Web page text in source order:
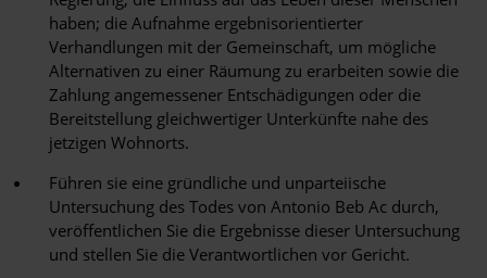
haben; die Aufnahme ergebnisorientierter
Verhandlungen mit der Gemeinschaft, um mögliche
Alternativen zu einer Räumung zu erarbeiten sowie die
Zahlung angemessener Entschädigungen oder die
Bereitstellung gleichwertiger Unterkünfte nahe des
jetzigen Wohnorts.
Führen sie eine gründliche und unparteiische
Untersuchung des Todes von Antonio Beb Ac durch,
veröffentlichen Sie die Ergebnisse dieser Untersuchung
und stellen Sie die Verantwortlichen vor Gericht.